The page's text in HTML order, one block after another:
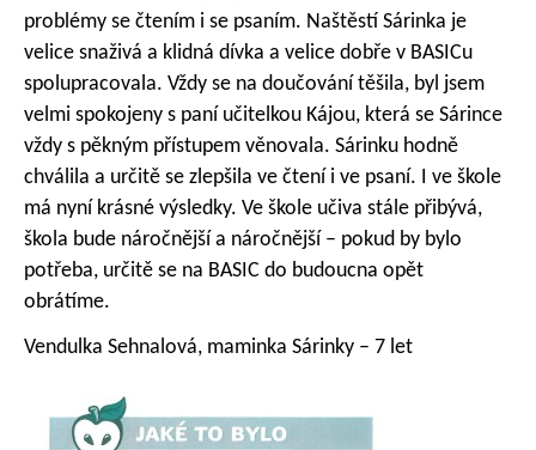
problémy se čtením i se psaním. Naštěstí Sárinka je
velice snaživá a klidná dívka a velice dobře v BASICu
spolupracovala. Vždy se na doučování těšila, byl jsem
velmi spokojeny s paní učitelkou Kájou, která se Sárince
vždy s pěkným přístupem věnovala. Sárinku hodně
chválila a určitě se zlepšila ve čtení i ve psaní. I ve škole
má nyní krásné výsledky. Ve škole učiva stále přibývá,
škola bude náročnější a náročnější – pokud by bylo
potřeba, určitě se na BASIC do budoucna opět
obrátíme.
Vendulka Sehnalová, maminka Sárinky – 7 let